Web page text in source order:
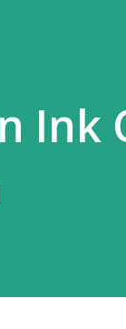
Ink